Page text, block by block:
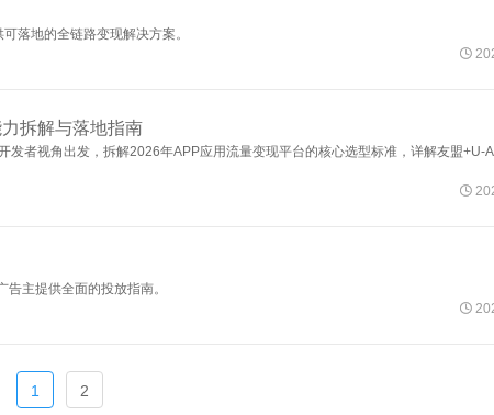
落地的全链路变现解决方案。

拆解与落地指南
者视角出发，拆解2026年APP应用流量变现平台的核心选型标准，详解友盟+U-

主提供全面的投放指南。

1 2